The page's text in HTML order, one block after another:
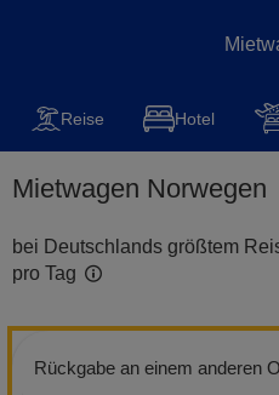
Mietwagen Reise
Reise Hotel
Mietwagen Norwegen
bei Deutschlands größtem
pro Tag
Rückgabe an einem anderen